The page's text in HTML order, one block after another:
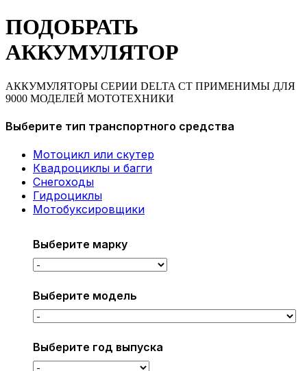
ПОДОБРАТЬ
АККУМУЛЯТОР
АККУМУЛЯТОРЫ СЕРИИ DELTA CT ПРИМЕНИМЫ ДЛЯ
9000 МОДЕЛЕЙ МОТОТЕХНИКИ
Выберите тип транспортного средства
Мотоцикл или скутер
Квадроциклы и багги
Снегоходы
Гидроциклы
Мотобуксировщики
Выберите марку
Выберите модель
Выберите год выпуска